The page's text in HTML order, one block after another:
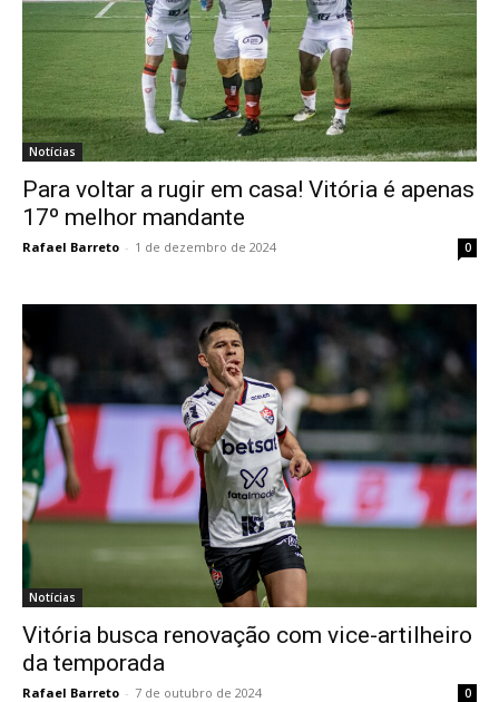
Notícias
Para voltar a rugir em casa! Vitória é apenas
17º melhor mandante
Rafael Barreto - 1 de dezembro de 2024 0
Notícias
Vitória busca renovação com vice-artilheiro
da temporada
Rafael Barreto - 7 de outubro de 2024 0